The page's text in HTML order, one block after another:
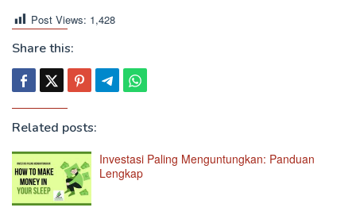
Post Views: 1,428
Share this:
Related posts:
Investasi Paling Menguntungkan: Panduan
Lengkap